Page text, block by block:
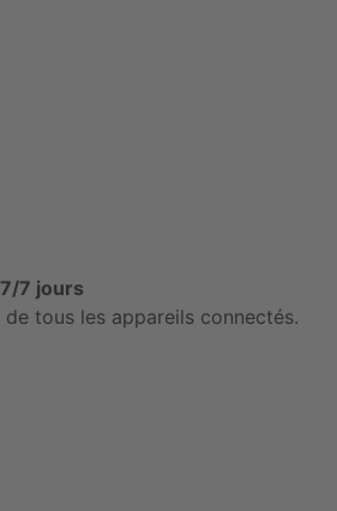
7 jours
tous les appareils connectés.